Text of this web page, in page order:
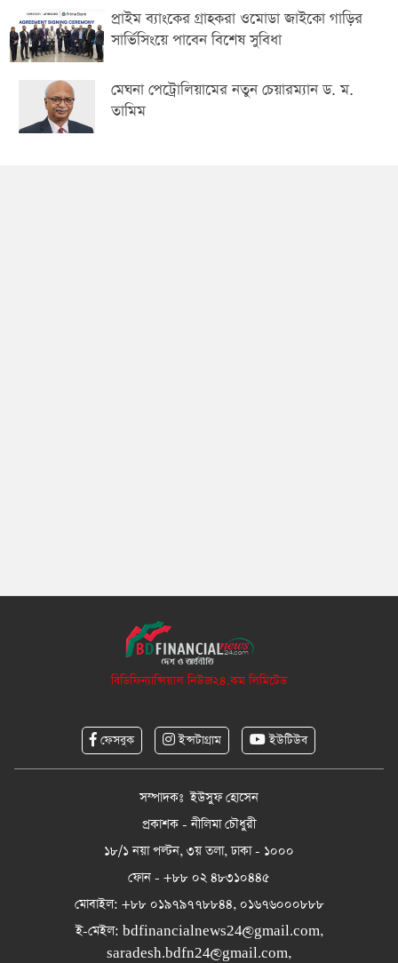
প্রাইম ব্যাংকের গ্রাহকরা ওমোডা জাইকো গাড়ির
সার্ভিসিংয়ে পাবেন বিশেষ সুবিধা
মেঘনা পেট্রোলিয়ামের নতুন চেয়ারম্যান ড. ম.
তামিম
বিডিফিন্যান্সিয়াল নিউজ২৪.কম লিমিটেড
ফেসবুক ইন্সটাগ্রাম ইউটিউব
সম্পাদকঃ ইউসুফ হোসেন
প্রকাশক - নীলিমা চৌধুরী
১৮/১ নয়া পল্টন, ৩য় তলা, ঢাকা - ১০০০
ফোন - +৮৮ ০২ ৪৮৩১০৪৪৫
মোবাইল: +৮৮ ০১৯৭৯৭৭৮৮৪৪, ০১৬৭৬০০০৮৮৮
ই-মেইল: bdfinancialnews24@gmail.com,
saradesh.bdfn24@gmail.com,